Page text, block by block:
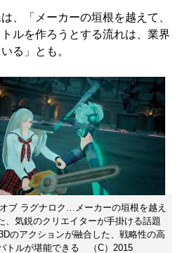
、「メーカーの垣根を越えて、
ルを作ろうとする流れは、業界
る」とも。
ブ ラグナロク…メーカーの垣根を越え
、気鋭のクリエイターが手掛ける話題
のアクションが融合した、戦略性の高
トルが堪能できる （C）2015